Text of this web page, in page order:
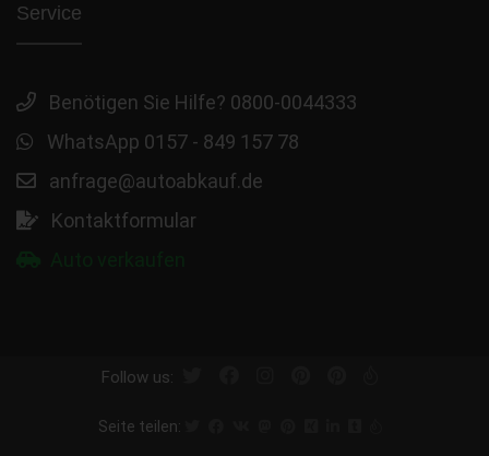
Service
Benötigen Sie Hilfe? 0800-0044333
WhatsApp 0157 - 849 157 78
anfrage@autoabkauf.de
Kontaktformular
Follow us:
Seite teilen: